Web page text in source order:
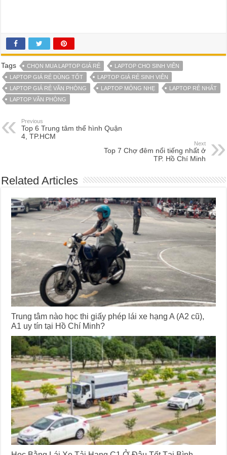
Tags CHỌN MUA LAPTOP GIÁ RẺ
LAPTOP CHO SINH VIÊN
LAPTOP GIÁ RẺ DÙNG TỐT
LAPTOP GIÁ RẺ SINH VIÊN
LAPTOP GIÁ RẺ VĂN PHÒNG
LAPTOP MỎNG NHẸ
LAPTOP RẺ NHẤT
LAPTOP VĂN PHÒNG
Previous
Top 6 Trung tâm thể hình Quận
4, TP.HCM
Next
Top 7 Chợ đêm nổi tiếng nhất ở
TP. Hồ Chí Minh
Related Articles
Trung tâm nào học thi giấy phép lái xe hạng A (A2 cũ),
A1 uy tín tại Hồ Chí Minh?